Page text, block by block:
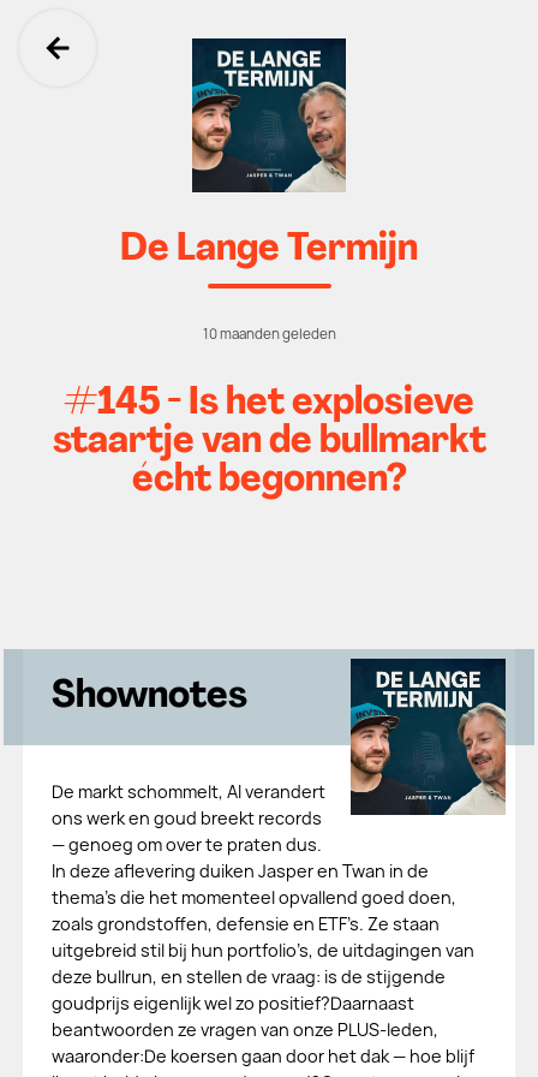
Ga terug
De Lange Termijn
10 maanden geleden
#145 - Is het explosieve
staartje van de bullmarkt
écht begonnen?
Shownotes
De markt schommelt, AI verandert
ons werk en goud breekt records
— genoeg om over te praten dus.
In deze aflevering duiken Jasper en Twan in de
thema’s die het momenteel opvallend goed doen,
zoals grondstoffen, defensie en ETF’s. Ze staan
uitgebreid stil bij hun portfolio’s, de uitdagingen van
deze bullrun, en stellen de vraag: is de stijgende
goudprijs eigenlijk wel zo positief?Daarnaast
beantwoorden ze vragen van onze PLUS-leden,
waaronder:De koersen gaan door het dak — hoe blijf